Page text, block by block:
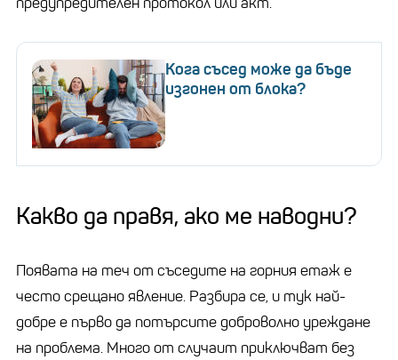
Кога съсед може да бъде
изгонен от блока?
Какво да правя, ако ме наводни?
Появата на теч от съседите на горния етаж е
често срещано явление. Разбира се, и тук най-
добре е първо да потърсите доброволно уреждане
на проблема. Много от случаит приключват без